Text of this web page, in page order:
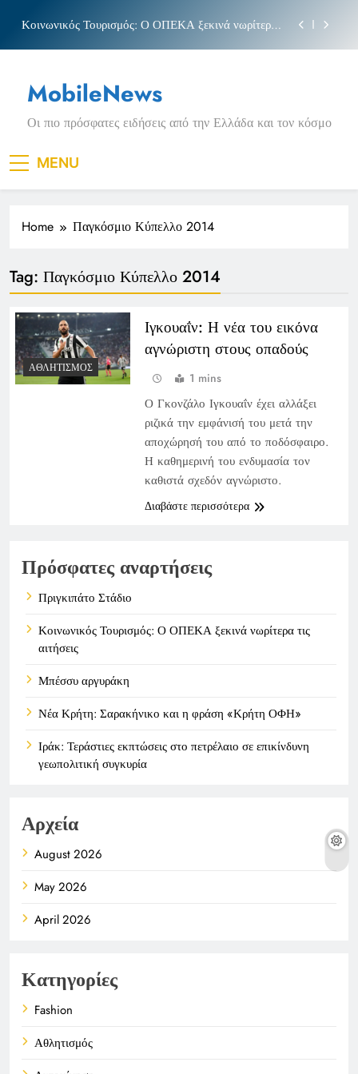
content
Κοινωνικός Τουρισμός: Ο ΟΠΕΚΑ ξεκινά νωρίτερα
Νέα Κρήτη: Σαρακήνικο και η φράση «Κρήτη
ΟΦΗ»
Πριγκιπάτο Στάδιο
Κοινωνικός Τουρισμός: Ο ΟΠΕΚΑ ξεκινά νωρίτερα
τις αιτήσεις
Μπέσσυ αργυράκη
Νέα Κρήτη: Σαρακήνικο και η φράση «Κρήτη
MobileNews
Οι πιο πρόσφατες ειδήσεις από την Ελλάδα και τον κόσμο
MENU
Home Παγκόσμιο Κύπελλο 2014
Tag: Παγκόσμιο Κύπελλο 2014
ΑΘΛΗΤΙΣΜΌΣ
Ιγκουαΐν: Η νέα του εικόνα
αγνώριστη στους οπαδούς
1 mins
Ο Γκονζάλο Ιγκουαΐν έχει αλλάξει
ριζικά την εμφάνισή του μετά την
αποχώρησή του από το ποδόσφαιρο.
Η καθημερινή του ενδυμασία τον
καθιστά σχεδόν αγνώριστο.
Διαβάστε περισσότερα
Πρόσφατες αναρτήσεις
Πριγκιπάτο Στάδιο
Κοινωνικός Τουρισμός: Ο ΟΠΕΚΑ ξεκινά νωρίτερα τις
αιτήσεις
Μπέσσυ αργυράκη
Νέα Κρήτη: Σαρακήνικο και η φράση «Κρήτη ΟΦΗ»
Ιράκ: Τεράστιες εκπτώσεις στο πετρέλαιο σε επικίνδυνη
γεωπολιτική συγκυρία
Αρχεία
August 2026
May 2026
April 2026
Κατηγορίες
Fashion
Αθλητισμός